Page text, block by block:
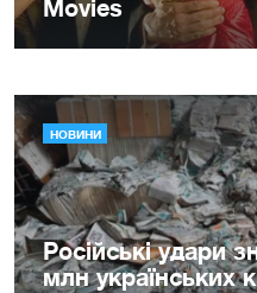
НОВИНИ
Російські удари
млн українських